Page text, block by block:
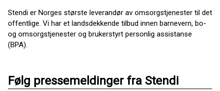
Stendi er Norges største leverandør av omsorgstjenester til det
offentlige. Vi har et landsdekkende tilbud innen barnevern, bo-
og omsorgstjenester og brukerstyrt personlig assistanse
(BPA).
Følg pressemeldinger fra Stendi